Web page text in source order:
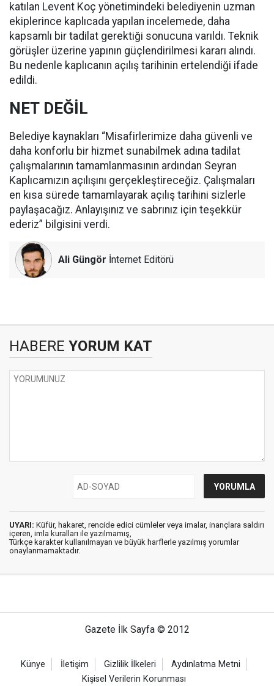
katılan Levent Koç yönetimindeki belediyenin uzman
ekiplerince kaplıcada yapılan incelemede, daha
kapsamlı bir tadilat gerektiği sonucuna varıldı. Teknik
görüşler üzerine yapının güçlendirilmesi kararı alındı.
Bu nedenle kaplıcanın açılış tarihinin ertelendiği ifade
edildi.
NET DEĞİL
Belediye kaynakları “Misafirlerimize daha güvenli ve
daha konforlu bir hizmet sunabilmek adına tadilat
çalışmalarının tamamlanmasının ardından Seyran
Kaplıcamızın açılışını gerçekleştireceğiz. Çalışmaları
en kısa sürede tamamlayarak açılış tarihini sizlerle
paylaşacağız. Anlayışınız ve sabrınız için teşekkür
ederiz” bilgisini verdi.
Ali Güngör İnternet Editörü
HABERE YORUM KAT
UYARI: Küfür, hakaret, rencide edici cümleler veya imalar, inançlara saldırı
içeren, imla kuralları ile yazılmamış,
Türkçe karakter kullanılmayan ve büyük harflerle yazılmış yorumlar
onaylanmamaktadır.
Gazete İlk Sayfa © 2012
Künye İletişim Gizlilik İlkeleri
Aydınlatma Metni
Kişisel Verilerin Korunması